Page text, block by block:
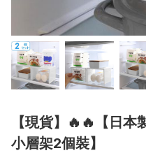
【現貨】🔥🔥【日
小層架2個裝】